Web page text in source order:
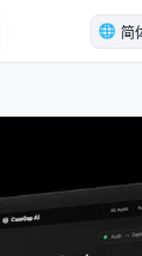
🌐